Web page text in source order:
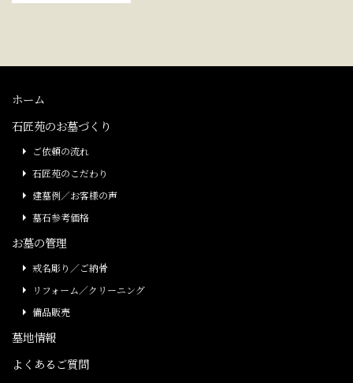
ホーム
石匠苑のお墓づくり
ご依頼の流れ
石匠苑のこだわり
建墓例／お客様の声
墓石参考価格
お墓の管理
戒名彫り／ご納骨
リフォーム／クリーニング
備品販売
墓地情報
よくあるご質問